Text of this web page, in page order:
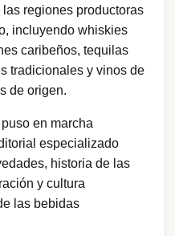
regiones productoras
incluyendo whiskies
caribeños, tequilas
tradicionales y vinos de
de origen.
en marcha
especializado
historia de las
y cultura
las bebidas